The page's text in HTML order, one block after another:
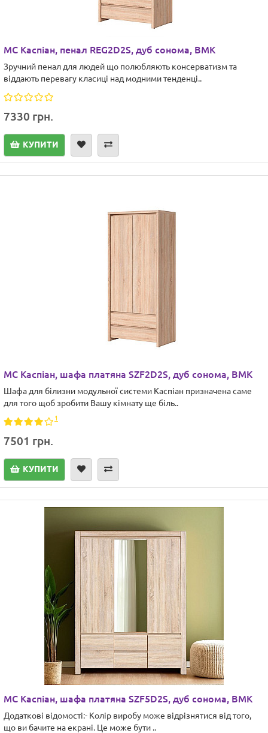
МС Каспіан, пенал REG2D2S, дуб сонома, ВМК
Зручний пенал для людей що полюбляють консерватизм та
віддають перевагу класиці над модними тенденці..
7330 грн.
КУПИТИ
МС Каспіан, шафа платяна SZF2D2S, дуб сонома, ВМК
Шафа для білизни модульної системи Каспіан призначена саме
для того щоб зробити Вашу кімнату ще біль..
1
7501 грн.
КУПИТИ
МС Каспіан, шафа платяна SZF5D2S, дуб сонома, ВМК
Додаткові відомості:- Колір виробу може відрізнятися від того,
що ви бачите на екрані. Це може бути ..